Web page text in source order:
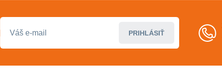
PRIHLÁSIŤ